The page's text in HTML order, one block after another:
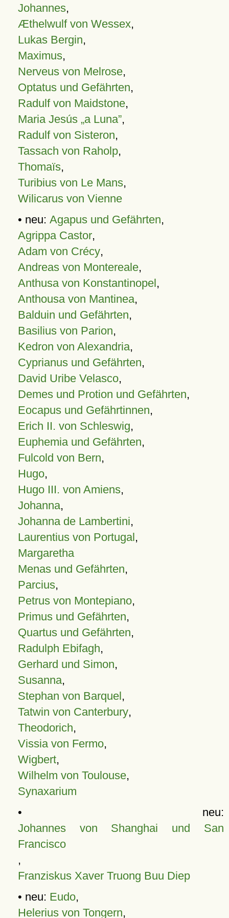
Johannes,
Æthelwulf von Wessex,
Lukas Bergin,
Maximus,
Nerveus von Melrose,
Optatus und Gefährten,
Radulf von Maidstone,
Maria Jesús „a Luna”,
Radulf von Sisteron,
Tassach von Raholp,
Thomaïs,
Turibius von Le Mans,
Wilicarus von Vienne
• neu: Agapus und Gefährten,
Agrippa Castor,
Adam von Crécy,
Andreas von Montereale,
Anthusa von Konstantinopel,
Anthousa von Mantinea,
Balduin und Gefährten,
Basilius von Parion,
Kedron von Alexandria,
Cyprianus und Gefährten,
David Uribe Velasco,
Demes und Protion und Gefährten,
Eocapus und Gefährtinnen,
Erich II. von Schleswig,
Euphemia und Gefährten,
Fulcold von Bern,
Hugo,
Hugo III. von Amiens,
Johanna,
Johanna de Lambertini,
Laurentius von Portugal,
Margaretha
Menas und Gefährten,
Parcius,
Petrus von Montepiano,
Primus und Gefährten,
Quartus und Gefährten,
Radulph Ebifagh,
Gerhard und Simon,
Susanna,
Stephan von Barquel,
Tatwin von Canterbury,
Theodorich,
Vissia von Fermo,
Wigbert,
Wilhelm von Toulouse,
Synaxarium
• neu:
Johannes von Shanghai und San
Francisco
,
Franziskus Xaver Truong Buu Diep
• neu: Eudo,
Helerius von Tongern,